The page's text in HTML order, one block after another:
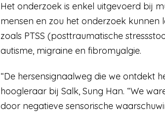
Het onderzoek is enkel uitgevoerd bij
mensen en zou het onderzoek
zoals PTSS (posttraumatische
autisme, migraine en fibromyalgie.
“De hersensignaalweg die we ontdekt
hoogleraar bij Salk, Sung Han. “We
door negatieve sensorische